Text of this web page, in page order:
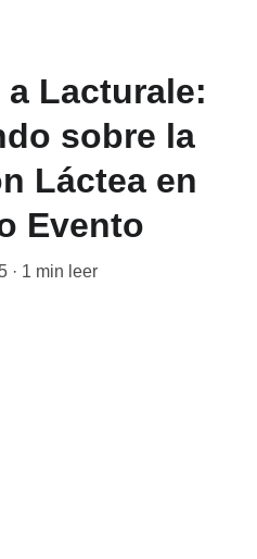
a Lacturale:
sobre la
Láctea en
Evento
1 min leer